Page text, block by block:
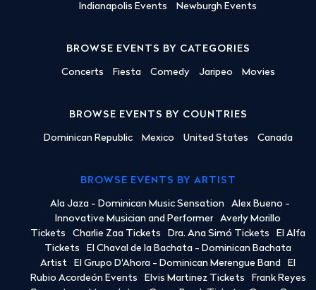
Indianapolis Events
Newburgh Events
BROWSE EVENTS BY CATEGORIES
Concerts Fiesta Comedy Jaripeo Movies
BROWSE EVENTS BY COUNTRIES
Dominican Republic Mexico United States Canada
BROWSE EVENTS BY ARTIST
Ala Jaza - Dominican Music Sensation
Alex Bueno -
Innovative Musician and Performer
Averly Morillo
Tickets
Charlie Zaa Tickets Dra. Ana Simó Tickets
El Alfa
Tickets
El Chaval de la Bachata - Dominican Bachata
Artist
El Grupo D'Ahora - Dominican Merengue Band
El
Rubio Acordeón Events
Elvis Martinez Tickets
Frank Reyes